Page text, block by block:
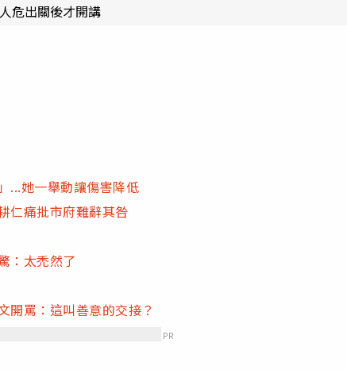
危出關後才開講
...她一舉動讓傷害降低
仁痛批市府難辭其咎
：太禿然了
開罵：這叫善意的交接？
PR